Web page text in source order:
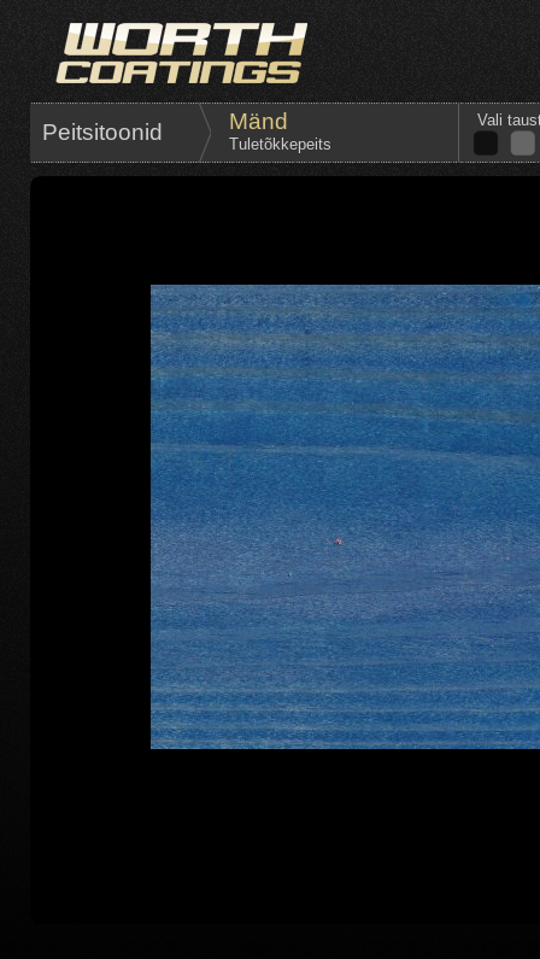
Peitsitoonid Mänd
Tuletõkkepeits
Vali